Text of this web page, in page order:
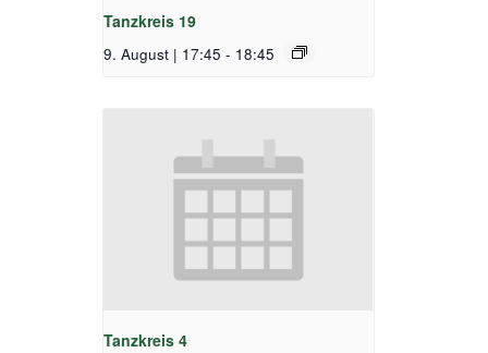
Tanzkreis 19
9. August | 17:45 - 18:45
Tanzkreis 4